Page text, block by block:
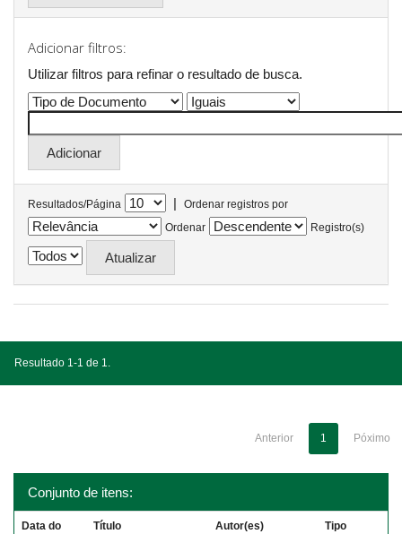
Adicionar filtros:
Utilizar filtros para refinar o resultado de busca.
Resultados/Página |
Ordenar registros por
Ordenar
Registro(s)
Resultado 1-1 de 1.
Anterior 1 Póximo
Conjunto de itens:
Data do
Título Autor(es) Tipo